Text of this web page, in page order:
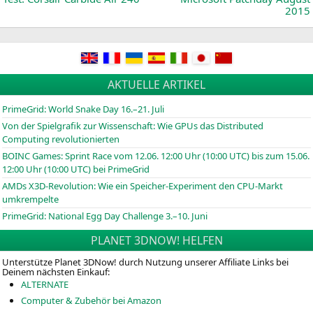
2015
AKTUELLE ARTIKEL
PrimeGrid: World Snake Day 16.–21. Juli
Von der Spielgrafik zur Wissenschaft: Wie GPUs das Distributed
Computing revolutionierten
BOINCGames: Sprint Race vom 12.06. 12:00 Uhr (10:00 UTC) bis zum 15.06.
12:00 Uhr (10:00 UTC) bei PrimeGrid
AMDs X3D-Revolution: Wie ein Speicher-Experiment den CPU-Markt
umkrempelte
PrimeGrid: National Egg Day Challenge 3.–10. Juni
PLANET 3DNOW! HELFEN
Unterstütze Planet 3DNow! durch Nutzung unserer Affiliate Links bei
Deinem nächsten Einkauf:
ALTERNATE
Computer & Zubehör bei Amazon